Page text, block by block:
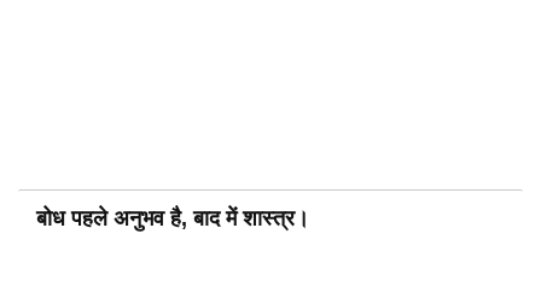
बोध पहले अनुभव है, बाद में शास्त्र।